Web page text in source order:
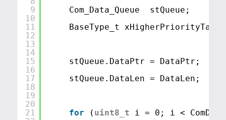
9
10
11
12
13
14
15
16
17
18
19
20
21
Com_Data_Queue  stQueue;
BaseType_t
stQueue.DataPtr = DataPtr;
stQueue.DataLen = DataLen;
for ( uint8_t
i = 0; i <